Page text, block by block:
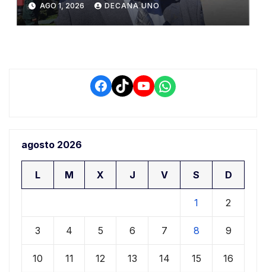
ciudadana
AGO 1, 2026 DECANA UNO
Facebook
TikTokYouTube
WhatsApp
agosto 2026
L M X J V S D
1 2
3 4 5 6 7 8 9
10 11 12 13 14 15 16